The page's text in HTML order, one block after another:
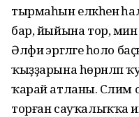
тырмаһын елкәһенә
бар, йыйына тор, мин
Әлфиә эргәләге һоло
ҡыҙҙарына һөрәнләп
ҡарай атланы. Сәлим
торған сауҡалыҡҡа